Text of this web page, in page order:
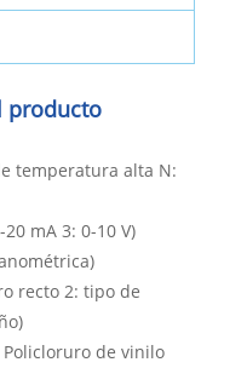
producto
temperatura alta N:
mA 3: 0-10 V)
recto 2: tipo de
de vinilo